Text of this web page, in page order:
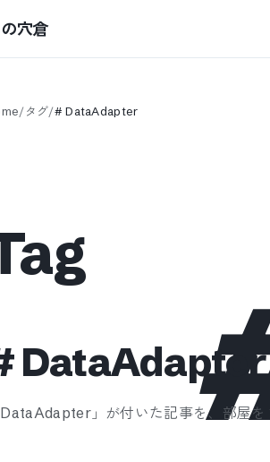
穴倉
/タグ/#DataAdapter
DataAdapter
DataAdapter」が付いた記事を、部屋を